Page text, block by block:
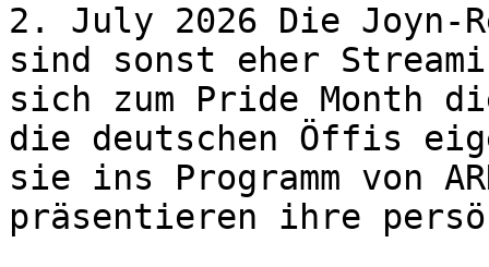
2. July 2026 Die Joyn-
sind sonst eher
sich zum Pride Month
die deutschen Öffis
sie ins Programm von
präsentieren ihre